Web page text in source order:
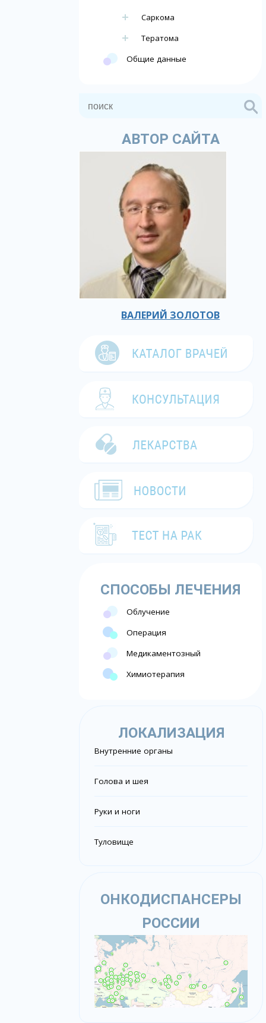
Саркома
Тератома
Общие данные
АВТОР САЙТА
ВАЛЕРИЙ ЗОЛОТОВ
СПОСОБЫ ЛЕЧЕНИЯ
Облучение
Операция
Медикаментозный
Химиотерапия
ЛОКАЛИЗАЦИЯ
Внутренние органы
Голова и шея
Руки и ноги
Туловище
ОНКОДИСПАНСЕРЫ
РОССИИ